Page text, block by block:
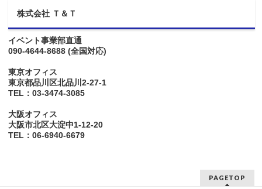
株式会社 Ｔ＆Ｔ
イベント事業部直通
090-4644-8688 (全国対応)
東京オフィス
東京都品川区北品川2-27-1
TEL：03-3474-3085
大阪オフィス
大阪市北区大淀中1-12-20
TEL：06-6940-6679
PAGETOP